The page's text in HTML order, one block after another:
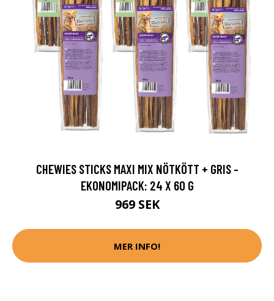
CHEWIES STICKS MAXI MIX NÖTKÖTT + GRIS -
EKONOMIPACK: 24 X 60 G
969 SEK
MER INFO!